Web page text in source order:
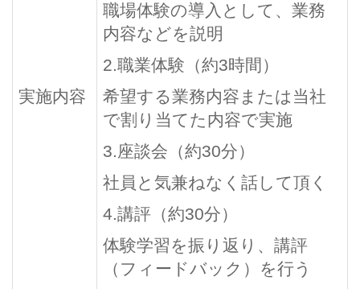
実施内容
職場体験の導入として、業務
内容などを説明
2.職業体験（約3時間）
希望する業務内容または当社
で割り当てた内容で実施
3.座談会（約30分）
社員と気兼ねなく話して頂く
4.講評（約30分）
体験学習を振り返り、講評
（フィードバック）を行う